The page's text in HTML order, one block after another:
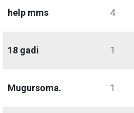
help mms 4
18 gadi 1
Mugursoma. 1